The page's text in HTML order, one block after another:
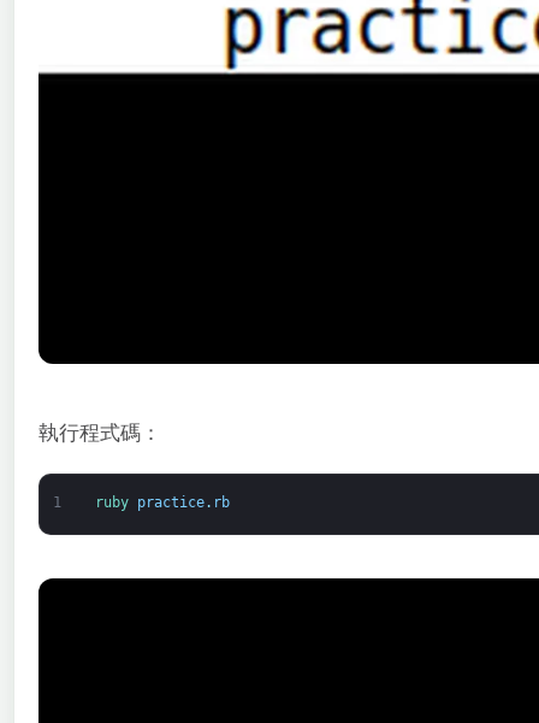
執行程式碼：
1 ruby practice. rb